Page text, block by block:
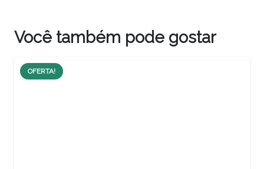
Você também pode gostar
OFERTA!